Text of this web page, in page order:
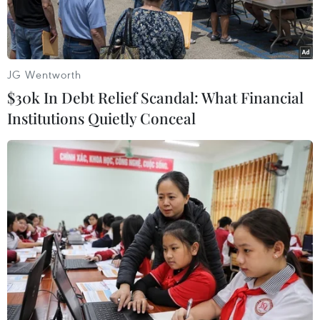
Con tàu gặp nạn khi đang chở khoảng 100 người. (Nguồn:
Thecitizen)
Ngày 18/7, một vụ lật tàu trên sông tại Pakistan
khiến ít nhất 18 người đã thiệt mạng trong khi
có hàng chục người mất tích.
Thông tin ban đầu cho biết con tàu gặp nạn khi
JG Wentworth
$30k In Debt Relief Scandal: What Financial
Institutions Quietly Conceal